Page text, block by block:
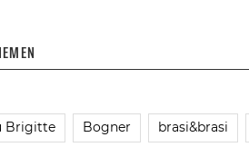
Brigitte Bogner brasi&brasi